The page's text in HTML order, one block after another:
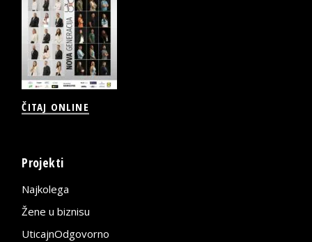
ČITAJ ONLINE
Projekti
Najkolega
Žene u biznisu
UticajnOdgovorno